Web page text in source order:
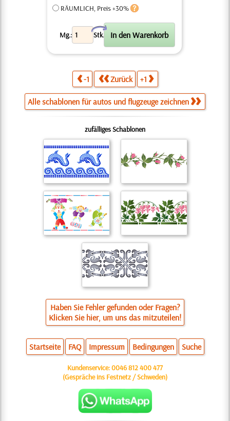
RÄUMLICH, Preis +30%
Mg.: Stk.
X
-1 Zurück +1
Alle schablonen für autos und flugzeuge zeichnen
zufälliges Schablonen
Haben Sie Fehler gefunden oder Fragen?
Klicken Sie hier, um uns das mitzuteilen!
Startseite FAQ Impressum Bedingungen Suche
Kundenservice:0046 812 400 477
(Gespräche ins Festnetz / Schweden)